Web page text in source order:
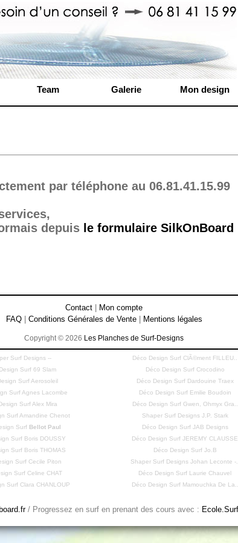
Team Galerie Mon design
par téléphone au 06.81.41.15.99
depuis le formulaire SilkOnBoard
Contact
Mon compte
FAQ| Conditions Générales de Vente| Mentions légales
Copyright © 2026 Les Planches de Surf-Designs
Surf Designs --
Surf 69 Slam
Surf Aerosoleil
Surf Agnes Lacombe
Surf Alex Mira
Surf Amandine Chenot
Surf Bellot Paul
Surf Boris DOUSSY
Surf Boris THOMAS
Surf Cecile Piton
Surf Celine CHAT
Surf Clara CHANLOUP
Déco Design Surf ClÃ©ment FILLEU..
Déco Design Surf Crocodino
Déco Design Surf Dardouine Traex
Déco Design Surf Emilie Boudoin
Déco Design Surf Gwen, Ohmyx Gra..
Shaper Surf Designs J.P. Stark
Déco Design Surf JAB Designs
Déco Design Surf JEREMY CLAUSSE
Déco Design Surf Jo.B
Shaper Surf Designs Johan Leconte -..
Déco Design Surf Laurie Chauvel
Déco Design Surf Mamouchka De La..
/ Progressez en surf en prenant des cours avec :